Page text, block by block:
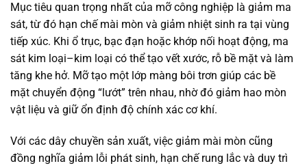
Mục tiêu quan trọng nhất của mỡ công nghiệp là giảm ma
sát, từ đó hạn chế mài mòn và giảm nhiệt sinh ra tại vùng
tiếp xúc. Khi ổ trục, bạc đạn hoặc khớp nối hoạt động, ma
sát kim loại–kim loại có thể tạo vết xước, rỗ bề mặt và làm
tăng khe hở. Mỡ tạo một lớp màng bôi trơn giúp các bề
mặt chuyển động “lướt” trên nhau, nhờ đó giảm hao mòn
vật liệu và giữ ổn định độ chính xác cơ khí.
Với các dây chuyền sản xuất, việc giảm mài mòn cũng
đồng nghĩa giảm lỗi phát sinh, hạn chế rung lắc và duy trì